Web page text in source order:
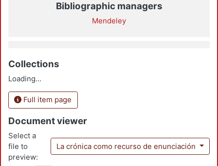
Bibliographic managers
Mendeley
Collections
Loading...
Full item page
Document viewer
Select a
file to
preview:
La crónica como recurso de enunciación